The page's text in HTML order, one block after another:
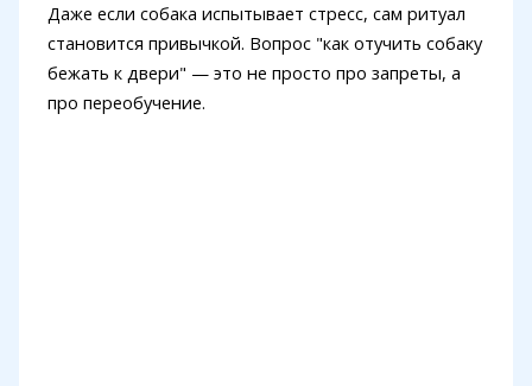
Даже если собака испытывает стресс, сам ритуал
становится привычкой. Вопрос "как отучить собаку
бежать к двери" — это не просто про запреты, а
про переобучение.